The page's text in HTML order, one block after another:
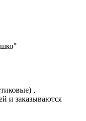
,
и заказываются